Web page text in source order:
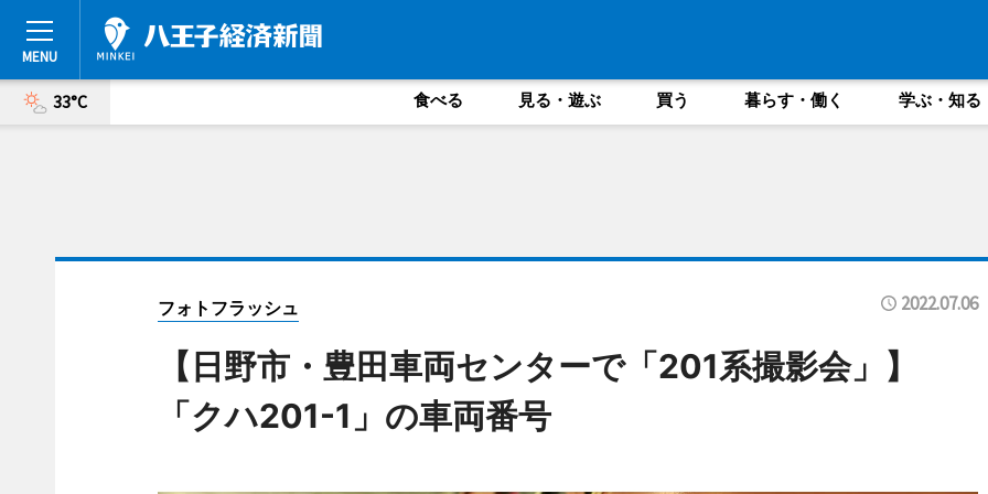
33°C 食べる 見る・遊ぶ 買う 暮らす・働く 学ぶ・知る
フォトフラッシュ 2022.07.06
【日野市・豊田車両センターで「201系撮影会」】
「クハ201-1」の車両番号